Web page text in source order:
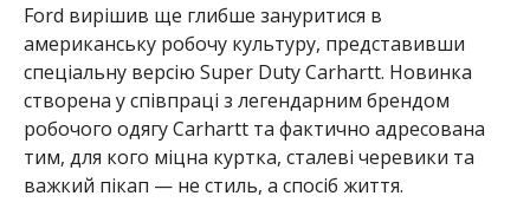
Ford вирішив ще глибше зануритися в
американську робочу культуру, представивши
спеціальну версію Super Duty Carhartt. Новинка
створена у співпраці з легендарним брендом
робочого одягу Carhartt та фактично адресована
тим, для кого міцна куртка, сталеві черевики та
важкий пікап — не стиль, а спосіб життя.